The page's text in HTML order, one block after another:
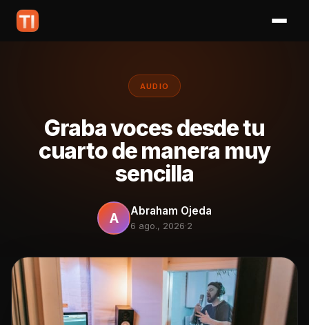
AUDIO
Graba voces desde tu
cuarto de manera muy
sencilla
A Abraham Ojeda
6 ago., 2026·2